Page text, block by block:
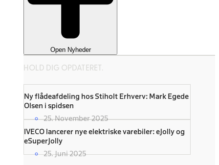
Open Nyheder
HOLD DIG OPDATERET.
Ny flådeafdeling hos Stiholt Erhverv: Mark Egede
Olsen i spidsen
25. November 2025
IVECO lancerer nye elektriske varebiler: eJolly og
eSuperJolly
25. Juni 2025